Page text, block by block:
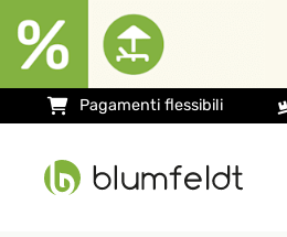
Pagamenti flessibili